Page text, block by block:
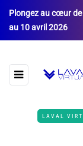
Plongez au cœur
au 10 avril 2026
LAVAL